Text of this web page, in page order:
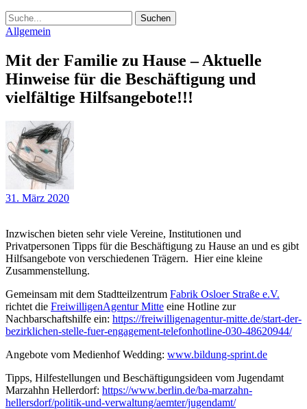
Suche
Allgemein
Mit der Familie zu Hause – Aktuelle
Hinweise für die Beschäftigung und
vielfältige Hilfsangebote!!!
31. März 2020
Inzwischen bieten sehr viele Vereine, Institutionen und
Privatpersonen Tipps für die Beschäftigung zu Hause an und es gibt
Hilfsangebote von verschiedenen Trägern. Hier eine kleine
Zusammenstellung.
Gemeinsam mit dem Stadtteilzentrum Fabrik Osloer Straße e.V.
richtet die FreiwilligenAgentur Mitte eine Hotline zur
Nachbarschaftshilfe ein: https://freiwilligenagentur-mitte.de/start-der-
bezirklichen-stelle-fuer-engagement-telefonhotline-030-48620944/
Angebote vom Medienhof Wedding: www.bildung-sprint.de
Tipps, Hilfestellungen und Beschäftigungsideen vom Jugendamt
Marzahhn Hellerdorf: https://www.berlin.de/ba-marzahn-
hellersdorf/politik-und-verwaltung/aemter/jugendamt/